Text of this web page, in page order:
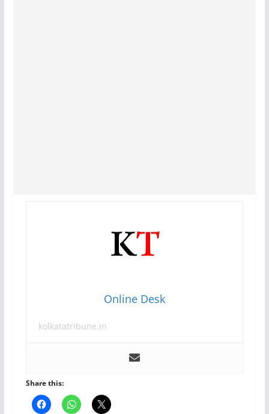
Online Desk
kolkatatribune.in
Share this: